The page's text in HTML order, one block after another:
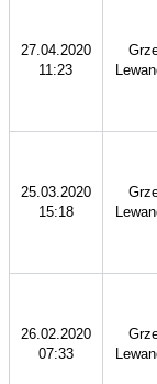
27.04.2020
11:23
25.03.2020
15:18
26.02.2020
07:33